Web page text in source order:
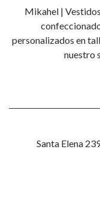
Mikahel |
personalizados en
nuestro
Santa Elena